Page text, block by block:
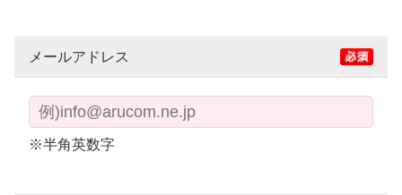
メールアドレス
※半角英数字